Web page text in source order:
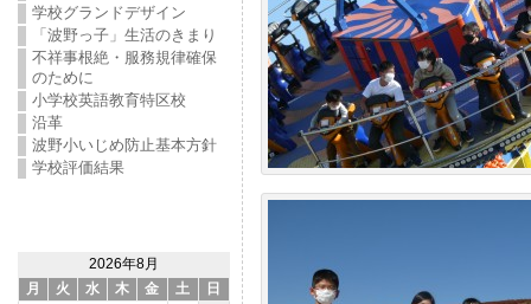
学校グランドデザイン
「波野っ子」生活のきまり
不祥事根絶・服務規律確保
のために
小学校英語教育特区校
沿革
波野小いじめ防止基本方針
学校評価結果
2026年8月
月
火 水 木 金 土 日